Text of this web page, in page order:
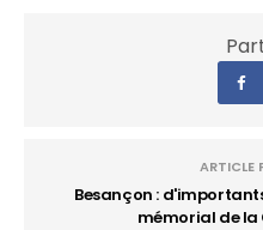
ARTICLE
Besançon :
mémorial de la